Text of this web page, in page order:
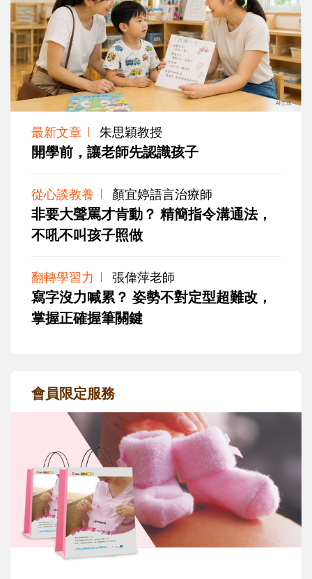
最新文章 朱思穎教授
開學前，讓老師先認識孩子
從心談教養 顏宜婷語言治療師
非要大聲罵才肯動？ 精簡指令溝通法，
不吼不叫孩子照做
翻轉學習力 張偉萍老師
寫字沒力喊累？ 姿勢不對定型超難改，
掌握正確握筆關鍵
會員限定服務